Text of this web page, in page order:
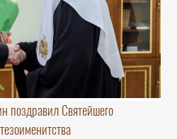
поздравил Святейшего